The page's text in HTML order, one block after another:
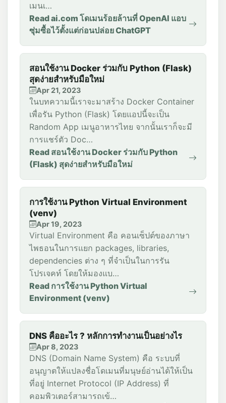
เมนเ…
Read ai.com โดเมนร้อยล้านที่ OpenAI แอบ
ซุ่มซื้อไว้ตั้งแต่ก่อนปล่อย ChatGPT
สอนใช้งาน Docker ร่วมกับ Python (Flask)
สุดง่ายสำหรับมือใหม่
Apr 21, 2023
ในบทความนี้เราจะมาสร้าง Docker Container
เพื่อรัน Python (Flask) โดยแอปนี้จะเป็น
Random App เมนูอาหารไทย จากนั้นเราก็จะมี
การแชร์ตัว Doc…
Read สอนใช้งาน Docker ร่วมกับ Python
(Flask) สุดง่ายสำหรับมือใหม่
การใช้งาน Python Virtual Environment
(venv)
Apr 19, 2023
Virtual Environment คือ คอนเซ็ปต์ของภาษา
ไพธอนในการแยก packages, libraries,
dependencies ต่าง ๆ ที่จำเป็นในการรัน
โปรเจคท์ โดยให้มองแบ…
Read การใช้งาน Python Virtual
Environment (venv)
DNS คืออะไร ? หลักการทำงานเป็นอย่างไร
Apr 8, 2023
DNS (Domain Name System) คือ ระบบที่
อนุญาตให้แปลงชื่อโดเมนที่มนุษย์อ่านได้ให้เป็น
ที่อยู่ Internet Protocol (IP Address) ที่
คอมพิวเตอร์สามารถเข้…